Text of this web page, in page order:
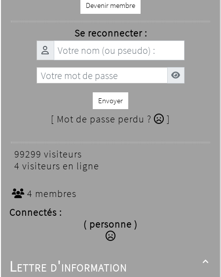
Devenir membre
Se reconnecter :
Envoyer
[ Mot de passe perdu ? ]
99299 visiteurs
4 visiteurs en ligne
4 membres
Connectés :
( personne )

Lettre d'information